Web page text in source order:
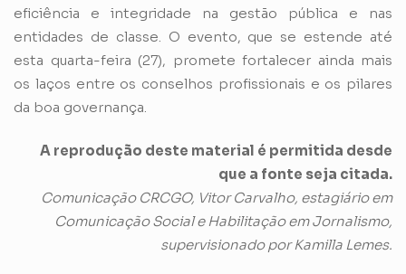
eficiência e integridade na gestão pública e nas
entidades de classe. O evento, que se estende até
esta quarta-feira (27), promete fortalecer ainda mais
os laços entre os conselhos profissionais e os pilares
da boa governança.
A reprodução deste material é permitida desde
que a fonte seja citada.
Comunicação CRCGO, Vitor Carvalho, estagiário em
Comunicação Social e Habilitação em Jornalismo,
supervisionado por Kamilla Lemes.